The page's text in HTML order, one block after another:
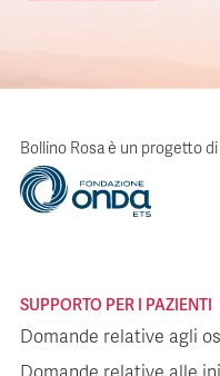
Bollino Rosa è un progetto di
SUPPORTO PER I PAZIENTI
Domande relative agli